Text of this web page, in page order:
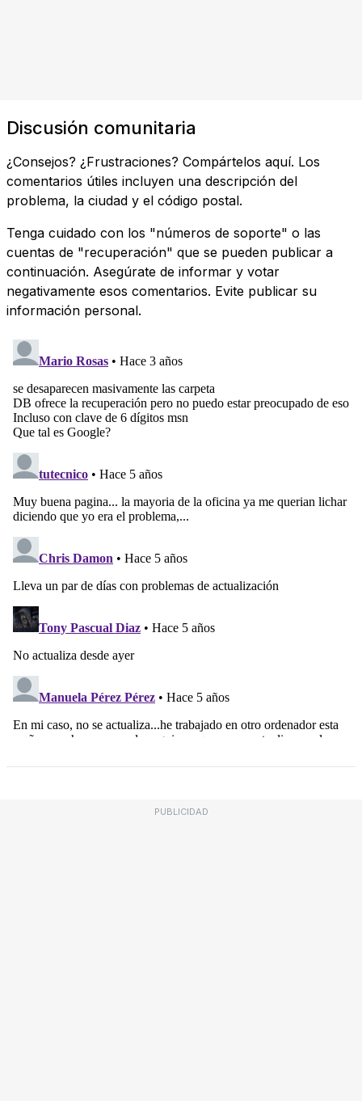
Discusión comunitaria
¿Consejos? ¿Frustraciones? Compártelos aquí. Los
comentarios útiles incluyen una descripción del
problema, la ciudad y el código postal.
Tenga cuidado con los "números de soporte" o las
cuentas de "recuperación" que se pueden publicar a
continuación. Asegúrate de informar y votar
negativamente esos comentarios. Evite publicar su
información personal.
PUBLICIDAD